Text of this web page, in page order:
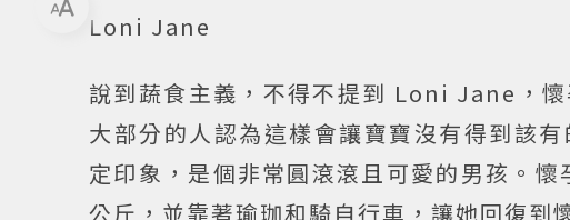
Loni Jane
說到蔬食主義，不得不提到 Loni Jane，
大部分的人認為這樣會讓寶寶沒有得到該
定印象，是個非常圓滾滾且可愛的男孩。
公斤，並靠著瑜珈和騎自行車，讓她回復到